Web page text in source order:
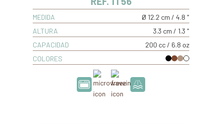
MEDIDA
Ø 12.2 cm / 4.8 "
ALTURA
3.3 cm / 1.3 "
CAPACIDAD
200 cc / 6.8 oz
COLORES